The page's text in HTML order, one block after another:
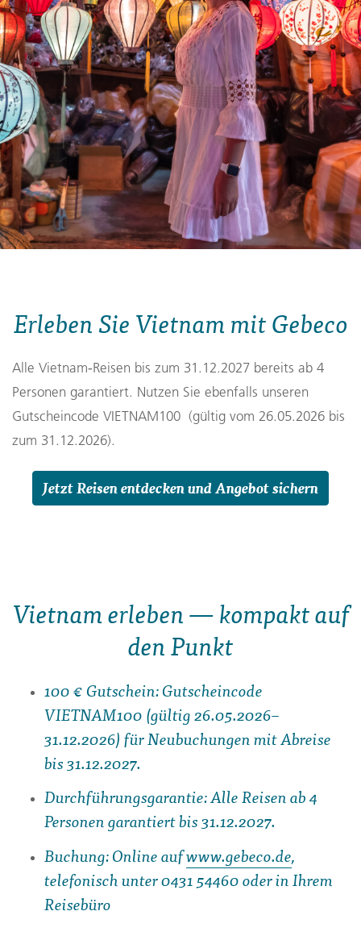
Erleben Sie Vietnam mit Gebeco
Alle Vietnam‑Reisen bis zum 31.12.2027 bereits ab 4
Personen garantiert. Nutzen Sie ebenfalls unseren
Gutscheincode VIETNAM100 (gültig vom 26.05.2026 bis
zum 31.12.2026).
Jetzt Reisen entdecken und Angebot sichern
Vietnam erleben — kompakt auf
den Punkt
100 € Gutschein: Gutscheincode
VIETNAM100 (gültig 26.05.2026–
31.12.2026) für Neubuchungen mit Abreise
bis 31.12.2027.
Durchführungsgarantie: Alle Reisen ab 4
Personen garantiert bis 31.12.2027.
Buchung: Online aufwww.gebeco.de,
telefonisch unter 0431 54460 oder in Ihrem
Reisebüro